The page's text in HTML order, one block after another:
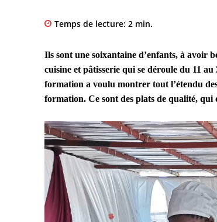
Temps de lecture: 2 min.
Ils sont une soixantaine d’enfants, à avoir
cuisine et pâtisserie qui se déroule du 11
formation a voulu montrer tout l’étendu
formation. Ce sont des plats de qualité, qui